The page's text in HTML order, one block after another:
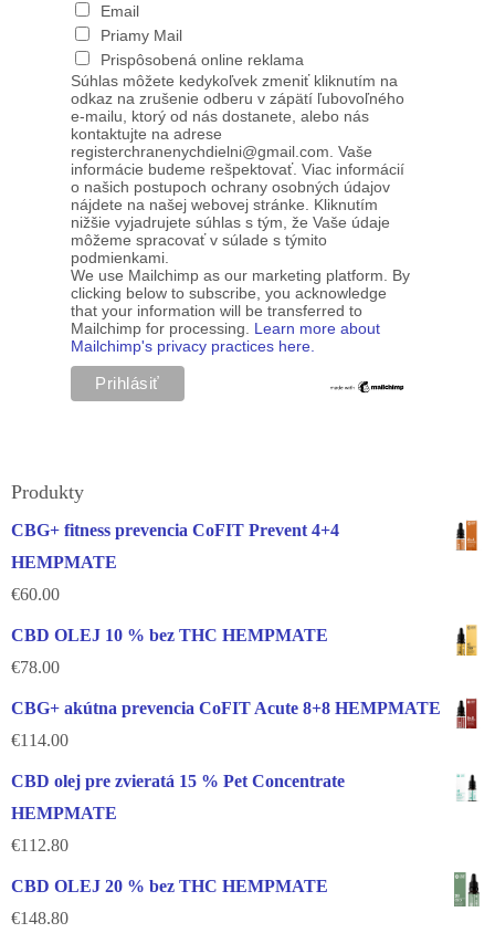
Email
Priamy Mail
Prispôsobená online reklama
Súhlas môžete kedykoľvek zmeniť kliknutím na
odkaz na zrušenie odberu v zápätí ľubovoľného
e-mailu, ktorý od nás dostanete, alebo nás
kontaktujte na adrese
registerchranenychdielni@gmail.com. Vaše
informácie budeme rešpektovať. Viac informácií
o našich postupoch ochrany osobných údajov
nájdete na našej webovej stránke. Kliknutím
nižšie vyjadrujete súhlas s tým, že Vaše údaje
môžeme spracovať v súlade s týmito
podmienkami.
We use Mailchimp as our marketing platform. By
clicking below to subscribe, you acknowledge
that your information will be transferred to
Mailchimp for processing. Learn more about
Mailchimp's privacy practices here.
Produkty
CBG+ fitness prevencia CoFIT Prevent 4+4
HEMPMATE
€60.00
CBD OLEJ 10 % bez THC HEMPMATE
€78.00
CBG+ akútna prevencia CoFIT Acute 8+8 HEMPMATE
€114.00
CBD olej pre zvieratá 15 % Pet Concentrate
HEMPMATE
€112.80
CBD OLEJ 20 % bez THC HEMPMATE
€148.80